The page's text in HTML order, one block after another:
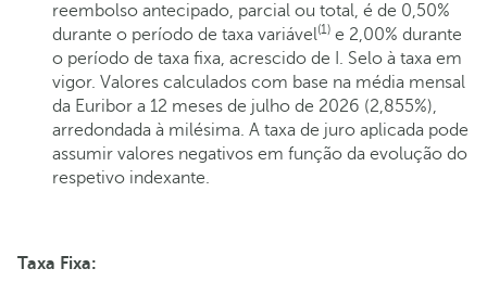
reembolso antecipado, parcial ou total, é de 0,50%
durante o período de taxa variável(1) e 2,00% durante
o período de taxa fixa, acrescido de I. Selo à taxa em
vigor. Valores calculados com base na média mensal
da Euribor a 12 meses de julho de 2026 (2,855%),
arredondada à milésima. A taxa de juro aplicada pode
assumir valores negativos em função da evolução do
respetivo indexante.
Taxa Fixa: